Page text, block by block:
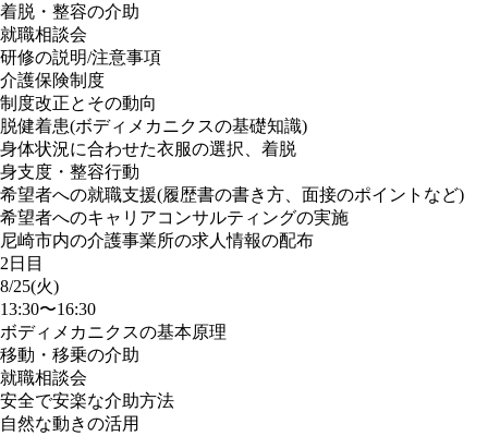
着脱・整容の介助
就職相談会
研修の説明/注意事項
介護保険制度
制度改正とその動向
脱健着患(ボディメカニクスの基礎知識)
身体状況に合わせた衣服の選択、着脱
身支度・整容行動
希望者への就職支援(履歴書の書き方、面接のポイントなど)
希望者へのキャリアコンサルティングの実施
尼崎市内の介護事業所の求人情報の配布
2日目
8/25(火)
13:30〜16:30
ボディメカニクスの基本原理
移動・移乗の介助
就職相談会
安全で安楽な介助方法
自然な動きの活用